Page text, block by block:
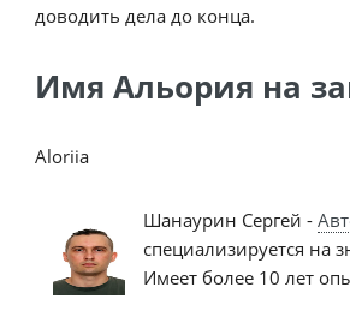
доводить дела до конца.
Имя Альория на
Aloriia
Шанаурин Сергей -
специализируется на
Имеет более 10 лет